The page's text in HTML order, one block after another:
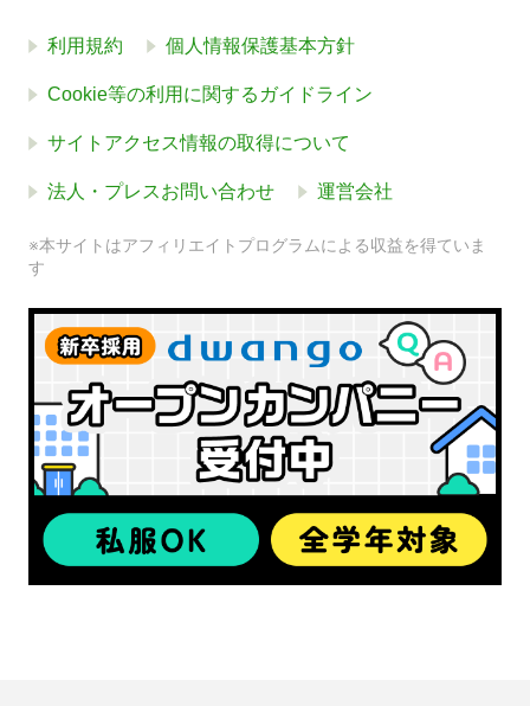
利用規約 個人情報保護基本方針
Cookie等の利用に関するガイドライン
サイトアクセス情報の取得について
法人・プレスお問い合わせ 運営会社
※本サイトはアフィリエイトプログラムによる収益を得ていま
す